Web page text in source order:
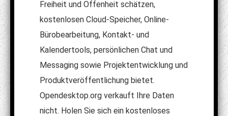
Freiheit und Offenheit schätzen,
kostenlosen Cloud-Speicher, Online-
Bürobearbeitung, Kontakt- und
Kalendertools, persönlichen Chat und
Messaging sowie Projektentwicklung und
Produktveröffentlichung bietet.
Opendesktop.org verkauft Ihre Daten
nicht. Holen Sie sich ein kostenloses